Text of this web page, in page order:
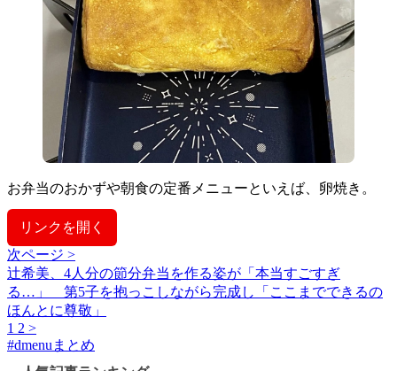
お弁当のおかずや朝食の定番メニューといえば、卵焼き。
リンクを開く
次ページ >
辻希美、4人分の節分弁当を作る姿が「本当すごすぎ
る…」 第5子を抱っこしながら完成し「ここまでできるの
ほんとに尊敬」
1 2 >
#dmenuまとめ